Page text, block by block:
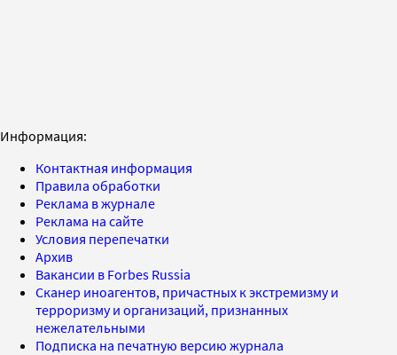
Информация:
Контактная информация
Правила обработки
Реклама в журнале
Реклама на сайте
Условия перепечатки
Архив
Вакансии в Forbes Russia
Сканер иноагентов, причастных к экстремизму и
терроризму и организаций, признанных
нежелательными
Подписка на печатную версию журнала